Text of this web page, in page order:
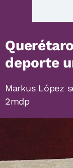
deporte
Markus López
2mdp